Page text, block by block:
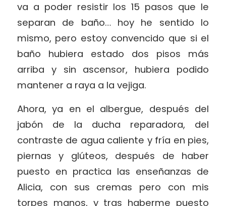
va a poder resistir los 15 pasos que le
separan de baño… hoy he sentido lo
mismo, pero estoy convencido que si el
baño hubiera estado dos pisos más
arriba y sin ascensor, hubiera podido
mantener a raya a la vejiga.
Ahora, ya en el albergue, después del
jabón de la ducha reparadora, del
contraste de agua caliente y fría en pies,
piernas y glúteos, después de haber
puesto en practica las enseñanzas de
Alicia, con sus cremas pero con mis
torpes manos, y tras haberme puesto